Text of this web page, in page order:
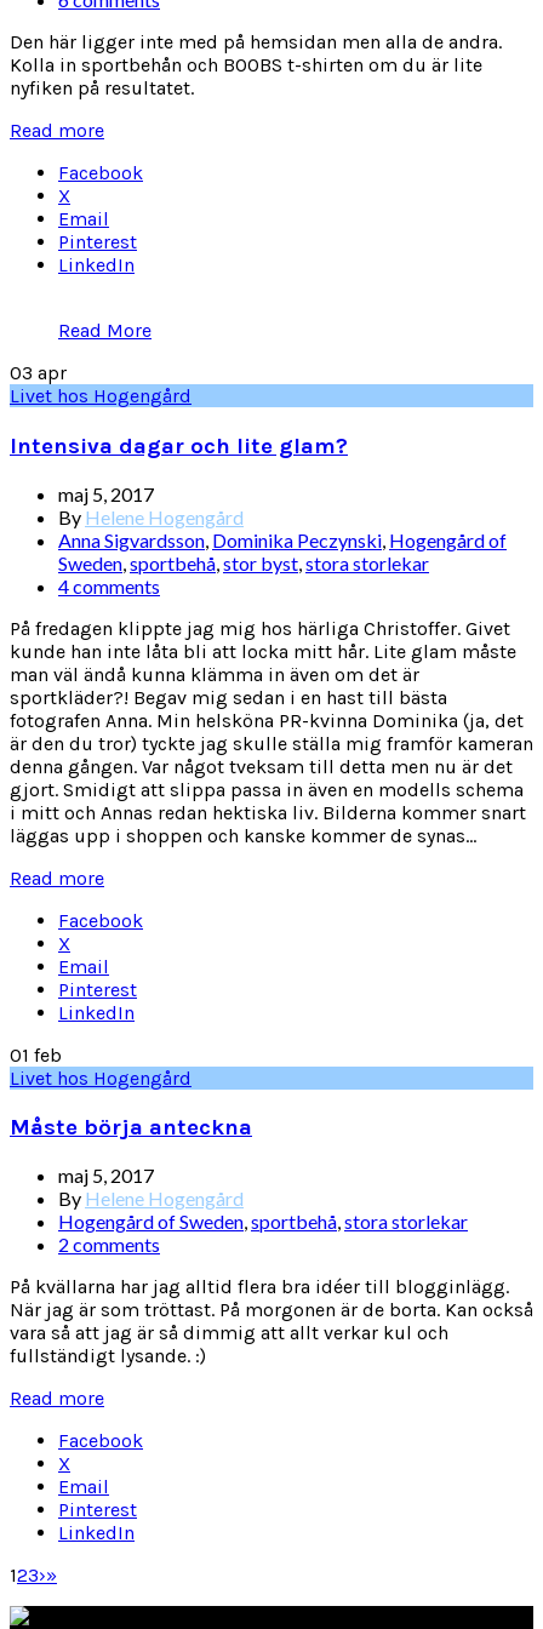
Den här ligger inte med på hemsidan men alla de andra.
Kolla in sportbehån och BOOBS t-shirten om du är lite
nyfiken på resultatet.
Read more
Facebook
X
Email
Pinterest
LinkedIn
Read More
03 apr
Livet hos Hogengård
Intensiva dagar och lite glam?
maj 5, 2017
By Helene Hogengård
Anna Sigvardsson Dominika Peczynski Hogengård of
Sweden sportbehå stor byst stora storlekar
4 comments
På fredagen klippte jag mig hos härliga Christoffer. Givet
kunde han inte låta bli att locka mitt hår. Lite glam måste
man väl ändå kunna klämma in även om det är
sportkläder?! Begav mig sedan i en hast till bästa
fotografen Anna. Min helsköna PR-kvinna Dominika (ja, det
är den du tror) tyckte jag skulle ställa mig framför kameran
denna gången. Var något tveksam till detta men nu är det
gjort. Smidigt att slippa passa in även en modells schema
i mitt och Annas redan hektiska liv. Bilderna kommer snart
läggas upp i shoppen och kanske kommer de synas...
Read more
Facebook
X
Email
Pinterest
LinkedIn
01 feb
Livet hos Hogengård
Måste börja anteckna
maj 5, 2017
By Helene Hogengård
Hogengård of Sweden,sportbehå,stora storlekar
2 comments
På kvällarna har jag alltid flera bra idéer till blogginlägg.
När jag är som tröttast. På morgonen är de borta. Kan också
vara så att jag är så dimmig att allt verkar kul och
fullständigt lysande. :)
Read more
Facebook
X
Email
Pinterest
LinkedIn
123›»